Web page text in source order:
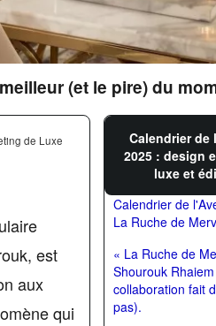
(et le pire) du
de Luxe
est
aux
qui
Calendrier de
2025 : design
luxe et
Calendrier de
La Ruche de
« La Ruche de
Shourouk
collaboration fait
pas).